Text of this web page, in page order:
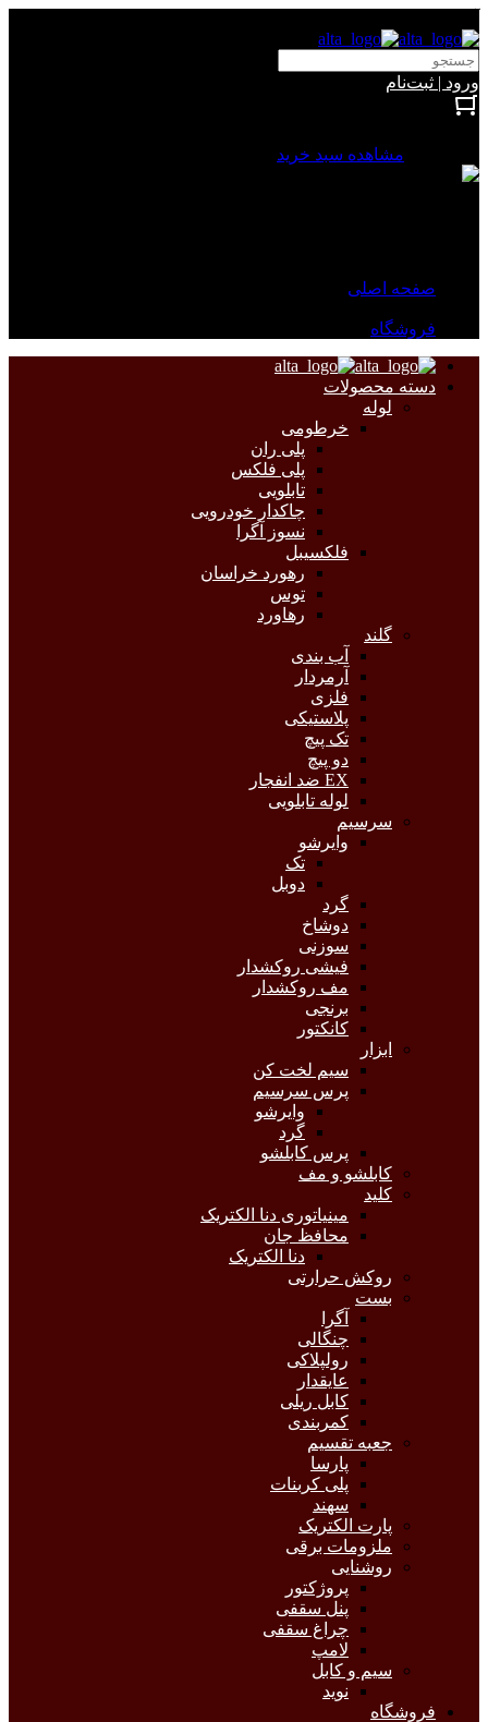
ورود | ثبت‌نام
مشاهده سبد خرید
صفحه اصلی
فروشگاه
دسته محصولات
لوله
خرطومی
پلی ران
پلی فلکس
تابلویی
چاکدار خودرویی
نسوز آگرا
فلکسیبل
رهورد خراسان
توس
رهاورد
گلند
آب بندی
آرمردار
فلزی
پلاستیکی
تک پیچ
دو پیچ
EX ضد انفجار
لوله تابلویی
سرسیم
وایرشو
تک
دوبل
گرد
دوشاخ
سوزنی
فیشی روکشدار
مف روکشدار
برنجی
کانکتور
ابزار
سیم لخت کن
پرس سرسیم
وایرشو
گرد
پرس کابلشو
کابلشو و مف
کلید
مینیاتوری دنا الکتریک
محافظ جان
دنا الکتریک
روکش حرارتی
بست
آگرا
چنگالی
رولپلاکی
عایقدار
کابل ریلی
کمربندی
جعبه تقسیم
پارسا
پلی کربنات
سهند
پارت الکتریک
ملزومات برقی
روشنایی
پروژکتور
پنل سقفی
چراغ سقفی
لامپ
سیم و کابل
نوید
فروشگاه